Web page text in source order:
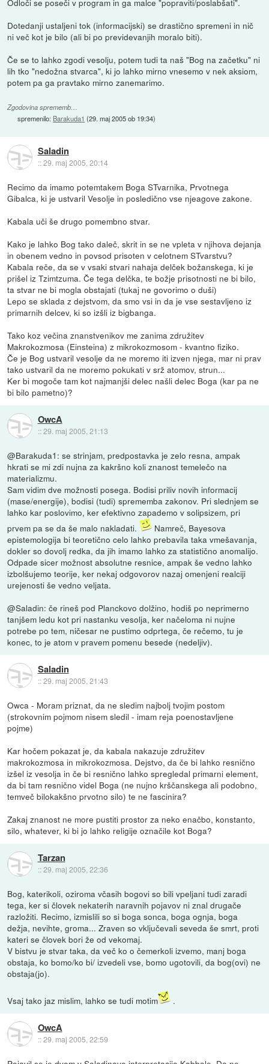
Dotedanji ustaljeni tok (informacijski) se drastično spremeni in nič
ni več kot je bilo (ali bi po previdevanjih moralo biti).
Če se to lahko zgodi vesolju, potem tudi ta naš "Bog na začetku" ni
lih tko "nedožna stvarca", ki jo lahko mirno vnesemo v nek aksiom,
potem pa ga pravtako mirno zanemarimo.
Zgodovina sprememb…
spremenilo: Barakuda1 (29. maj 2005 ob 19:34)
Saladin
::29. maj 2005, 20:14
Recimo da imamo potemtakem Boga STvarnika, Prvotnega
Gibalca, ki je ustvaril Vesolje in posledično vse njeagove zakone.
Kabala uči še drugo pomembno stvar.
Kako je lahko Bog tako daleč, skrit in se ne vpleta v njihova dejanja
in obenem vedno in povsod prisoten v celotnem STvarstvu?
Kabala reče, da se v vsaki stvari nahaja delček božanskega, ki je
prišel iz Tzimtzuma. Če tega delčka, te božje prisotnosti ne bi bilo,
ta stvar ne bi mogla obstajati (tukaj ne govorimo o duši)
Lepo se sklada z dejstvom, da smo vsi in da je vse sestavljeno iz
primarnih delcev, ki so izšli iz bigbanga.
Tako koz večina znanstvenikov me zanima združitev
Makrokozmosa (Einsteina) z mikrokozmosom - kvantno fiziko.
Če je Bog ustvaril vesolje da ne moremo iti izven njega, mar ni prav
tako ustvaril da ne moremo pokukati v srž atomov, strun...
Ker bi mogoče tam kot najmanjši delec našli delec Boga (kar pa ne
bi bilo pametno)?
OwcA
::29. maj 2005, 21:13
@Barakuda1: se strinjam, predpostavka je zelo resna, ampak
hkrati se mi zdi nujna za kakršno koli znanost temelečo na
materializmu.
Sam vidim dve možnosti posega. Bodisi priliv novih informacij
(mase/energije), bodisi (tudi) sprememba zakonov. Pri slednjem se
lahko kar poslovimo, ker efektivno zapademo v solipsizem, pri
prvem pa se da še malo nakladati.
Namreč, Bayesova
epistemologija bi teoretično celo lahko prebavila taka vmešavanja,
dokler so dovolj redka, da jih imamo lahko za statistično anomalijo.
Odpade sicer možnost absolutne resnice, ampak še vedno lahko
izbolšujemo teorije, ker nekaj odgovorov nazaj omenjeni realciji
urejenosti še vedno veljata.
@Saladin: če rineš pod Planckovo dolžino, hodiš po neprimerno
tanjšem ledu kot pri nastanku vesolja, ker načeloma ni nujne
potrebe po tem, ničesar ne pustimo odprtega, če rečemo, tu je
konec, to je atom v pravem pomenu besede (nedeljiv).
Saladin
::29. maj 2005, 21:43
Owca - Moram priznat, da ne sledim najbolj tvojim postom
(strokovnim pojmom nisem sledil - imam reja poenostavljene
pojme)
Kar hočem pokazat je, da kabala nakazuje združitev
makrokozmosa in mikrokozmosa. Dejstvo, da če bi lahko resnično
izšel iz vesolja in če bi resnično lahko spregledal primarni element,
da bi tam resnično videl Boga (ne nujno krščanskega ali podobno,
temveč bilokakšno prvotno silo) te ne fascinira?
Zakaj znanost ne more pustiti prostor za neko enačbo, konstanto,
silo, whatever, ki bi jo lahko religije označile kot Boga?
Tarzan
::29. maj 2005, 22:36
Bog, katerikoli, oziroma včasih bogovi so bili vpeljani tudi zaradi
tega, ker si človek nekaterih naravnih pojavov ni znal drugače
razložiti. Recimo, izmislili so si boga sonca, boga ognja, boga
dežja, nevihte, groma... Zraven so vključevali seveda še smrt, proti
kateri se človek bori že od vekomaj.
V bistvu je stvar taka, da več ko o čemerkoli izvemo, manj boga
obstaja, ko bomo/ko bi/ izvedeli vse, bomo ugotovili, da bog(ovi) ne
obstaja(jo).
Vsaj tako jaz mislim, lahko se tudi motim .
OwcA
::29. maj 2005, 22:59